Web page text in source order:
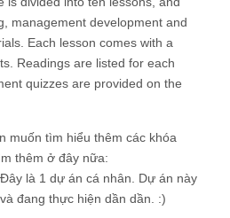
management development and
Each lesson comes with a
Readings are listed for each
quizzes are provided on the
muốn tìm hiểu thêm các khóa
thêm ở đây nữa:
Đây là 1 dự án cá nhân. Dự án này
đang thực hiện dần dần. :)